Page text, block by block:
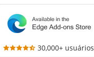
30,000+ usuários